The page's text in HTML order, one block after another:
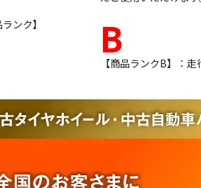
ランク】
B
【商品ランクB】：